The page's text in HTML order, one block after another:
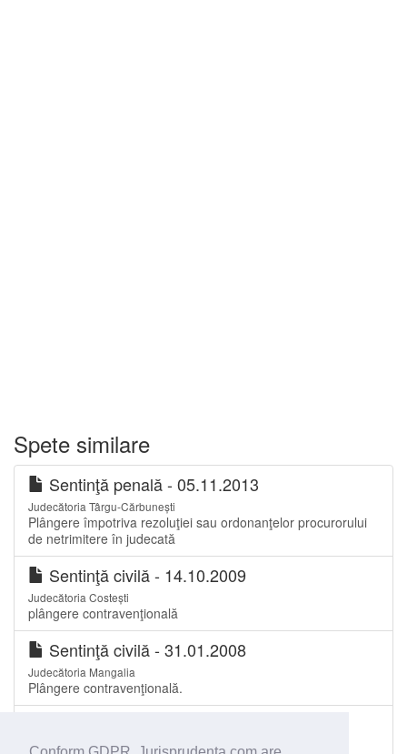
Spete similare
Sentinţă penală - 05.11.2013
Judecătoria Târgu-Cărbunești
Plângere împotriva rezoluţiei sau ordonanţelor procurorului
de netrimitere în judecată
Sentinţă civilă - 14.10.2009
Judecătoria Costești
plângere contravenţională
Sentinţă civilă - 31.01.2008
Judecătoria Mangalia
Plângere contravenţională.
Tribunalul Gorj